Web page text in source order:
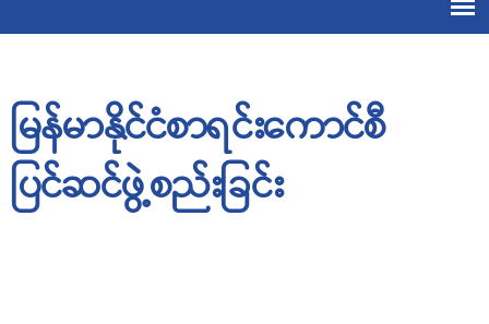
မြန်မာနိုင်ငံစာရင်းကောင်စီ
ပြင်ဆင်ဖွဲ့စည်းခြင်း